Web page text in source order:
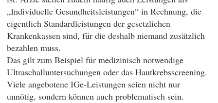
„Individuelle Gesundheitsleistungen“ in Rechnung, die
eigentlich Standardleistungen der gesetzlichen
Krankenkassen sind, für die deshalb niemand zusätzlich
bezahlen muss.
Das gilt zum Beispiel für medizinisch notwendige
Ultraschalluntersuchungen oder das Hautkrebsscreening.
Viele angebotene IGe-Leistungen seien nicht nur
unnötig, sondern können auch problematisch sein.